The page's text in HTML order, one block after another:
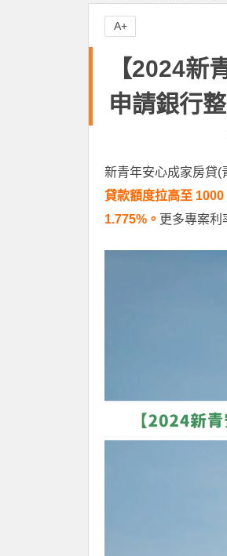
【2024新
申請銀行
新青年安心成家房貸(
貸款額度拉高至
1.775%。 更多專案利
A+